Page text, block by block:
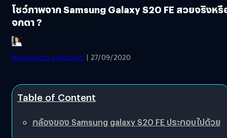
โชว์ภาพจาก Samsung Galaxy S20 FE สวยจริงหรื
จกตา ?
Kamonporn suwannao | 27/09/2020
Table of Content
กล้องของ Samsung galaxy S20 FE ประกอบไปด้วย